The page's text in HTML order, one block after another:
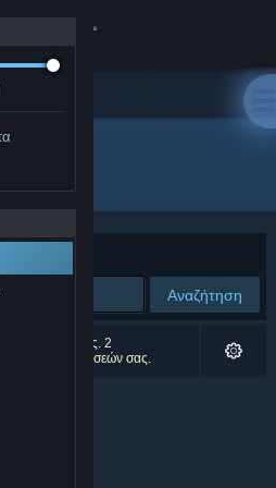
Αναζήτηση
αναζήτησή σας. 2
των προτιμήσεών σας.